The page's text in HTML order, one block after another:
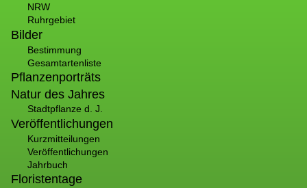
NRW
Ruhrgebiet
Bilder
Bestimmung
Gesamtartenliste
Pflanzenporträts
Natur des Jahres
Stadtpflanze d. J.
Veröffentlichungen
Kurzmitteilungen
Veröffentlichungen
Jahrbuch
Floristentage